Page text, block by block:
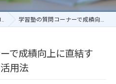
学習塾の質問コーナーで成績向上に直結する効果的な質問例と活用法
で成績向上に直結す
用法